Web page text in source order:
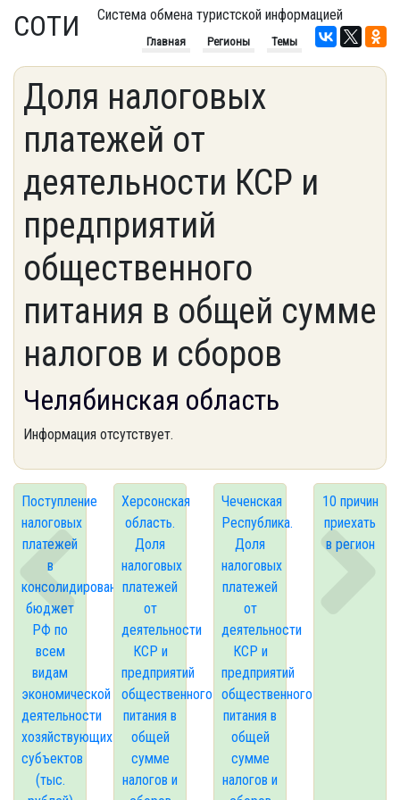
СОТИ Система обмена туристской информацией
Главная Регионы Темы
Доля налоговых
платежей от
деятельности КСР и
предприятий
общественного
питания в общей сумме
налогов и сборов
Челябинская область
Информация отсутствует.
Поступление
налоговых
платежей
в
консолидированный
бюджет
РФ по
всем
видам
экономической
деятельности
хозяйствующих
субъектов
(тыс.
Херсонская
область.
Доля
налоговых
платежей
от
деятельности
КСР и
предприятий
общественного
питания в
общей
сумме
налогов и
Чеченская
Республика.
Доля
налоговых
платежей
от
деятельности
КСР и
предприятий
общественного
питания в
общей
сумме
налогов и
10 причин
приехать
в регион